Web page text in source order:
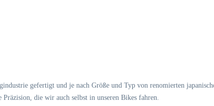
gefertigt und je nach Größe und Typ von renomierten
die wir auch selbst in unseren Bikes fahren.